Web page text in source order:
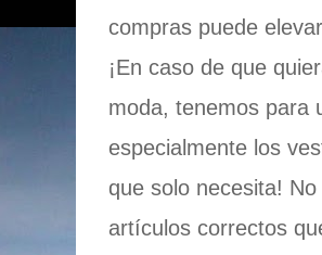
compras puede
¡En caso de que
moda, tenemos para
especialmente los
que solo necesita!
artículos correctos